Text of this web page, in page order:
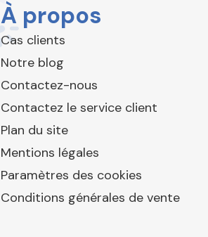
À propos
Cas clients
Notre blog
Contactez-nous
Contactez le service client
Plan du site
Mentions légales
Paramètres des cookies
Conditions générales de vente